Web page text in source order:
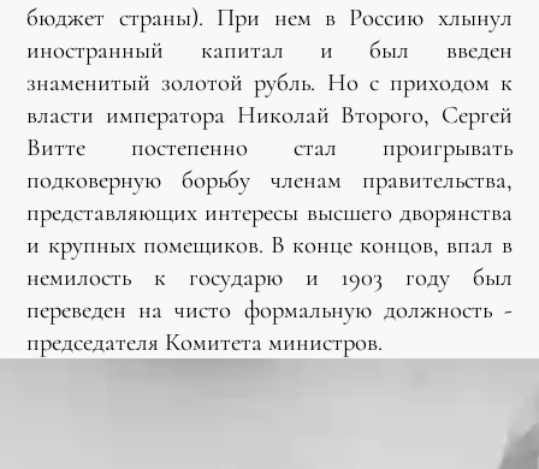
бюджет страны). При нем в Россию хлынул
иностранный капитал и был введен
знаменитый золотой рубль. Но с приходом к
власти императора Николай Второго, Сергей
Витте постепенно стал проигрывать
подковерную борьбу членам правительства,
представляющих интересы высшего дворянства
и крупных помещиков. В конце концов, впал в
немилость к государю и 1903 году был
переведен на чисто формальную должность -
председателя Комитета министров.